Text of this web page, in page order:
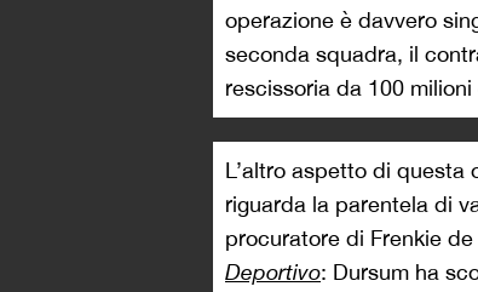
operazione è davvero
seconda squadra, il
rescissoria da 100 milioni
L’altro aspetto di questa
riguarda la parentela di
procuratore di Frenkie
Deportivo: Dursum ha